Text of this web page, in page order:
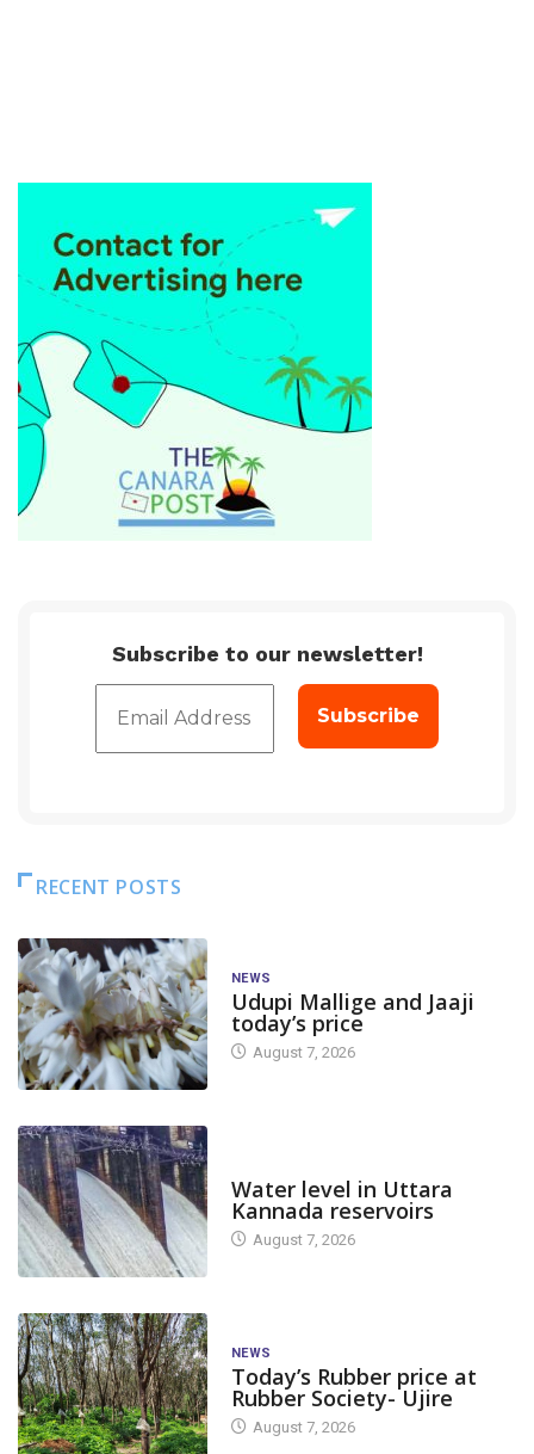
Subscribe to our newsletter!
RECENT POSTS
NEWS
Udupi Mallige and Jaaji
today’s price
August 7, 2026
Water level in Uttara
Kannada reservoirs
August 7, 2026
NEWS
Today’s Rubber price at
Rubber Society- Ujire
August 7, 2026